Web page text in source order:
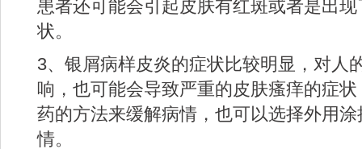
患者还可能会引起皮肤有红斑或者是出
状。
3、银屑病样皮炎的症状比较明显，对人
响，也可能会导致严重的皮肤瘙痒的症
药的方法来缓解病情，也可以选择外用
情。